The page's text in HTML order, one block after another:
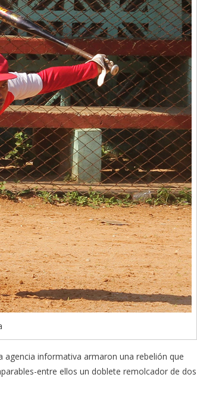
informativa armaron una rebelión que
entre ellos un doblete remolcador de dos